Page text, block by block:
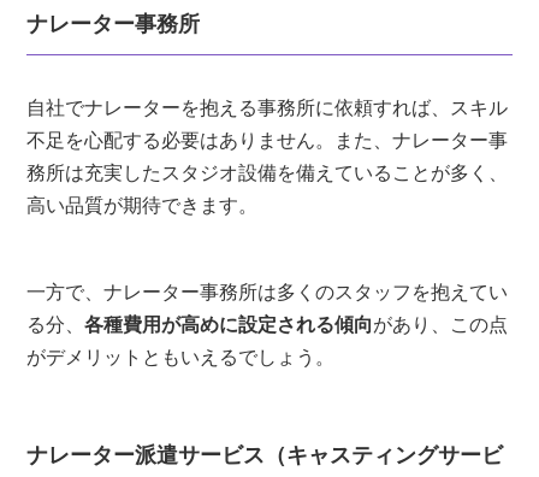
ナレーター事務所
自社でナレーターを抱える事務所に依頼すれば、スキル
不足を心配する必要はありません。また、ナレーター事
務所は充実したスタジオ設備を備えていることが多く、
高い品質が期待できます。
一方で、ナレーター事務所は多くのスタッフを抱えてい
る分、各種費用が高めに設定される傾向があり、この点
がデメリットともいえるでしょう。
ナレーター派遣サービス（キャスティングサービ